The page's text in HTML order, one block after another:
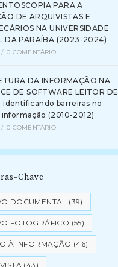
PARA A
DE ARQUIVISTAS E
NA UNIVERSIDADE
DA PARAÍBA (2023-2024)
/ 0 COMENTÁRIO
DA INFORMAÇÃO NA
DE SOFTWARE LEITOR DE
identificando barreiras no
informação (2010-2012)
/ 0 COMENTÁRIO
Chave
DOCUMENTAL (39)
FOTOGRÁFICO (55)
À INFORMAÇÃO (46)
(43)